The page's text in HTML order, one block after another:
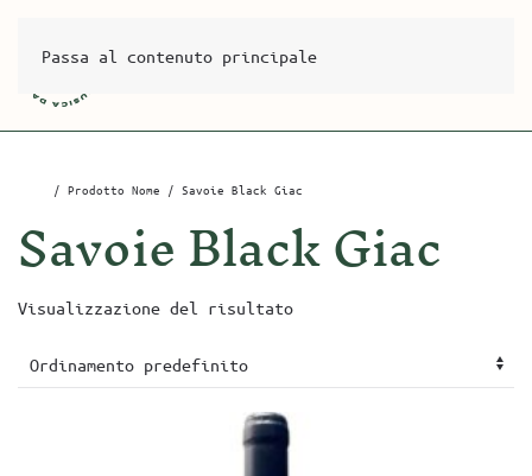
Passa al contenuto principale
/ Prodotto Nome / Savoie Black Giac
Savoie Black Giac
Visualizzazione del risultato